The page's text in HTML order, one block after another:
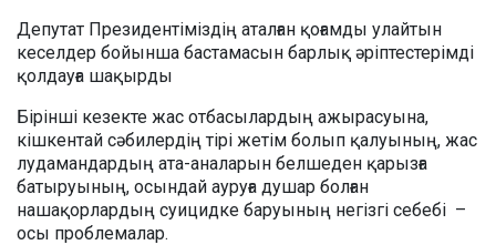
Депутат Президентіміздің аталған қоғамды улайтын
кеселдер бойынша бастамасын барлық әріптестерімді
қолдауға шақырды
Бірінші кезекте жас отбасылардың ажырасуына,
кішкентай сәбилердің тірі жетім болып қалуының, жас
лудамандардың ата-аналарын белшеден қарызға
батыруының, осындай ауруға душар болған
нашақорлардың суицидке баруының негізгі себебі –
осы проблемалар.